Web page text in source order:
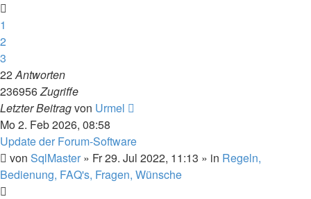
1
2
3
22Antworten
236956Zugriffe
Letzter Beitragvon Urmel
Mo 2. Feb 2026, 08:58
Update der Forum-Software
von SqlMaster » Fr 29. Jul 2022, 11:13 » in Regeln,
Bedienung, FAQ's, Fragen, Wünsche